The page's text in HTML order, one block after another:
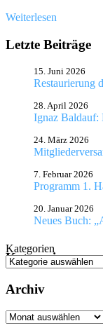
Weiterlesen
Letzte Beiträge
Restaurierung
15. Juni 2026
Ignaz Baldauf:
28. April 2026
24. März 2026
Programm 1.
7. Februar 2026
Neues Buch:
20. Januar 2026
Kategorien
Kategorien
Archiv
Archiv